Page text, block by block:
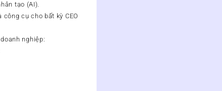
tạo (AI).
cụ cho bất kỳ CEO
nghiệp: